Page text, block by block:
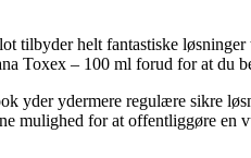
tilbyder helt fantastiske
Toxex – 100 ml forud for at du
yder ydermere regulære sikre
mulighed for at offentliggøre en